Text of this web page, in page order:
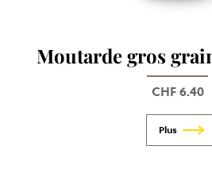
Moutarde gros
CHF6.40